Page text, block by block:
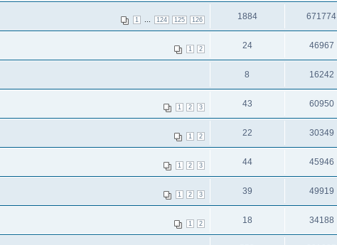
1 124 125 126 1884 671774
1 2 24 46967
8 16242
1 2 3 43 60950
1 2 22 30349
1 2 3 44 45946
1 2 3 39 49919
1 2 18 34188